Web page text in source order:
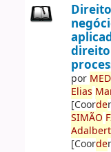
direito
por ME
Elias
[Coorde
SIMÃO
[Coorde